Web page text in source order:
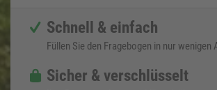
Schnell & einfach
Füllen Sie den Fragebogen in nur wenigen
Sicher & verschlüsselt